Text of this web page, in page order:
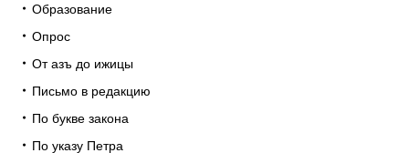
Образование
Опрос
От азъ до ижицы
Письмо в редакцию
По букве закона
По указу Петра